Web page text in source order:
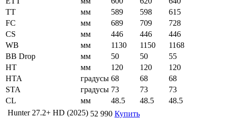
ТТ
мм 589 598
615
FC
мм 689 709
728
CS
мм 446 446
446
WB
мм 1130 1150
1168
BB Drop
мм 50 50
55
HT
мм 120 120
120
HTA
градусы 68 68
68
STA
градусы 73 73
73
CL
мм 48.5 48.5
48.5
Hunter 27.2+ HD (2025) 52 990 Купить